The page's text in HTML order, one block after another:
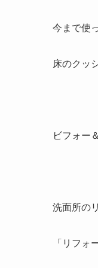
今まで使
床のクッ
ビフォー
洗面所の
「リフォ